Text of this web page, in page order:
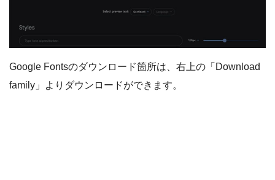
Google Fontsのダウンロード箇所は、右上の「Download
family」よりダウンロードができます。